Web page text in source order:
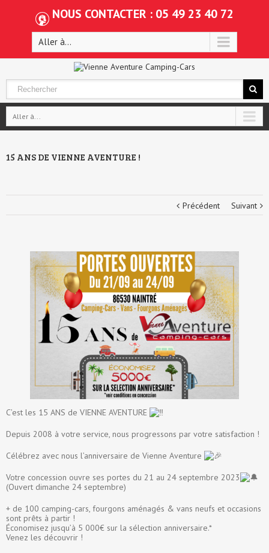
NOUS CONTACTER : 05 49 23 40 72
Aller à...
Aller à...
15 ANS DE VIENNE AVENTURE !
Précédent Suivant
C’est les 15 ANS de VIENNE AVENTURE
Depuis 2008 à votre service, nous progressons par votre satisfaction !
Célébrez avec nous l’anniversaire de Vienne Aventure
Votre concession ouvre ses portes du 21 au 24 septembre 2023
(Ouvert dimanche 24 septembre)
+ de 100 camping-cars, fourgons aménagés & vans neufs et occasions
sont prêts à partir !
Économisez jusqu’à 5 000€ sur la sélection anniversaire.*
Venez les découvrir !